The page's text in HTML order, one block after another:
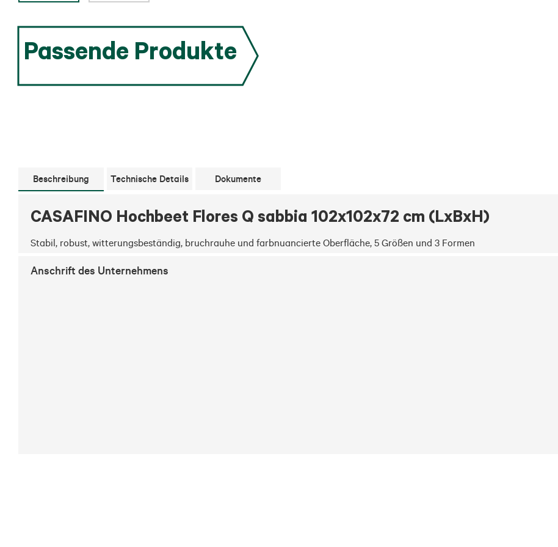
Passende Produkte
Beschreibung Technische Details Dokumente
CASAFINO Hochbeet Flores Q sabbia 102x102x72 cm (LxBxH)
Stabil, robust, witterungsbeständig, bruchrauhe und farbnuancierte Oberfläche, 5 Größen und 3 Formen
Anschrift des Unternehmens